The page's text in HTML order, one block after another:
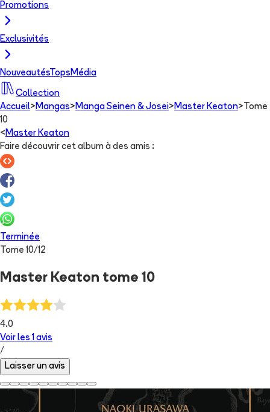
Promotions
Exclusivités
NouveautésTops Média
Collection
Accueil> Mangas> Manga Seinen & Josei> Master Keaton> Tome
10
< Master Keaton
Faire découvrir cet album à des amis :
Terminée
Tome10/12
Master Keaton tome 10
4.0
Voir les 1 avis
/
Laisser un avis